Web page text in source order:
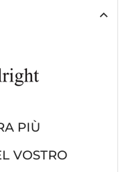
PIÙ
VOSTRO